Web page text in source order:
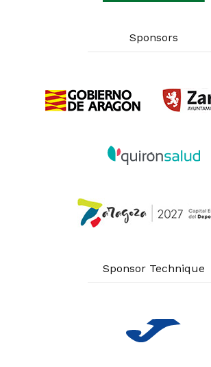
Sponsors
Sponsor Technique